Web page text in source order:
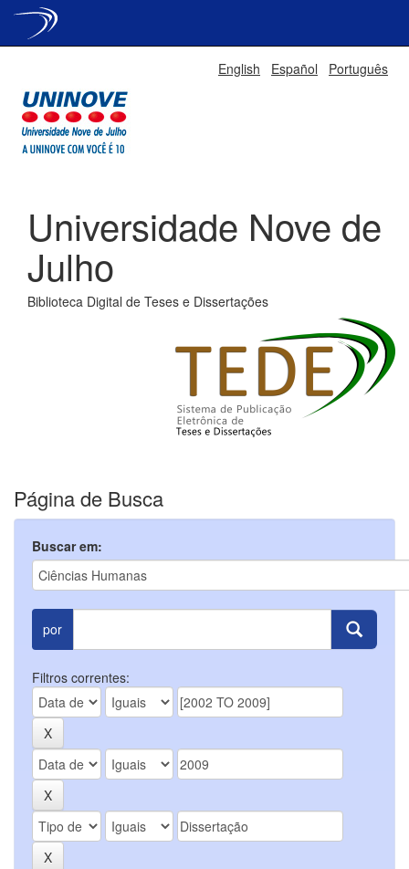
English Español Português
Universidade Nove de
Julho
Biblioteca Digital de Teses e Dissertações
Página de Busca
Buscar em:
por
Filtros correntes: